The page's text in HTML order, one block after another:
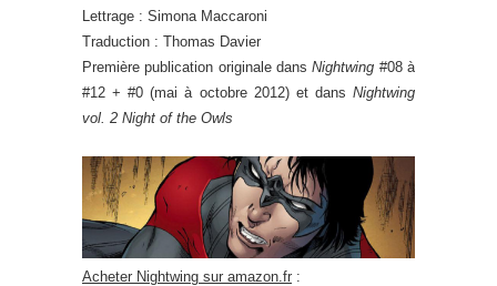
Lettrage : Simona Maccaroni
Traduction : Thomas Davier
Première publication originale dansNightwing #08 à
#12 + #0 (mai à octobre 2012) et dans Nightwing
vol. 2 Night of the Owls
Acheter Nightwing sur amazon.fr :